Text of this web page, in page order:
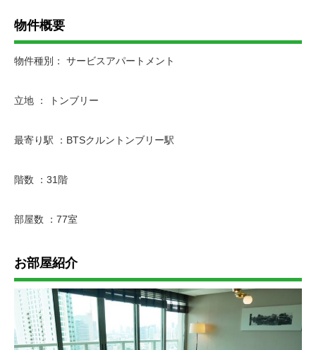
物件概要
物件種別： サービスアパートメント
立地 ： トンブリー
最寄り駅 ：BTSクルントンブリー駅
階数 ：31階
部屋数 ：77室
お部屋紹介